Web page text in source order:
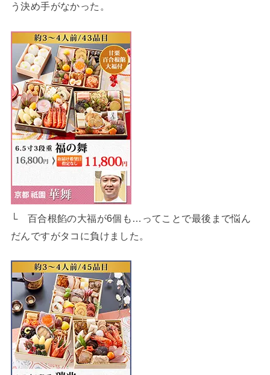
う決め手がなかった。
└ 百合根餡の大福が6個も…ってことで最後まで悩ん
だんですがタコに負けました。